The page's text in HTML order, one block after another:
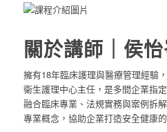
關於講師｜侯
擁有18年臨床護理與醫療管理經驗
衛生護理中心主任，是多間企業指
融合臨床專業、法規實務與案例拆
專業概念，協助企業打造安全健康